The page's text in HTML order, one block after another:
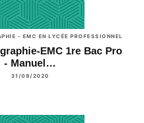
- EMC EN LYCÉE PROFESSIONNEL
EMC 1re Bac Pro
- Manuel…
31/08/2020